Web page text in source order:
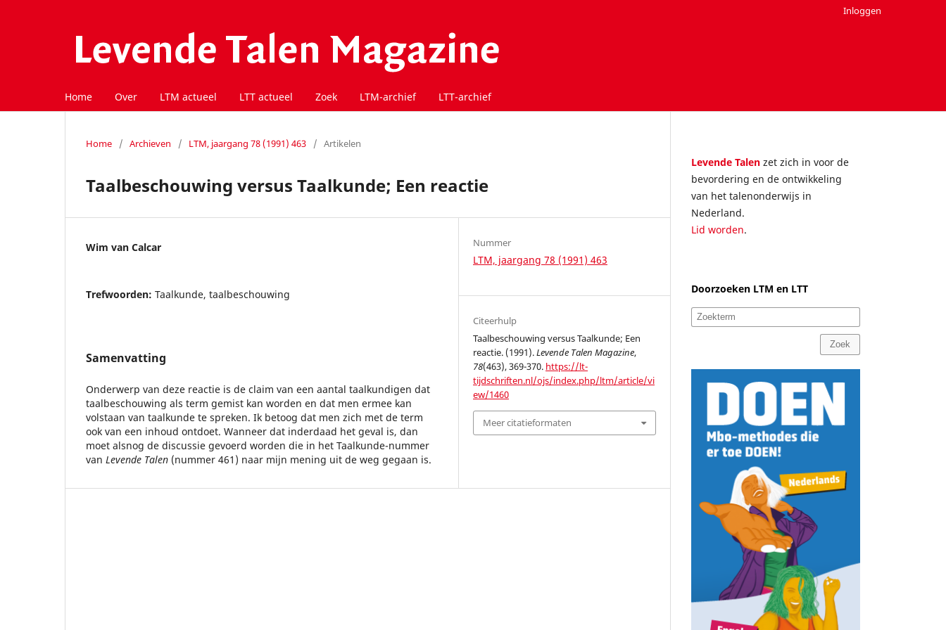
Home Over LTM actueel LTT actueel Zoek LTM-archief LTT-archief
Inloggen
Home / Archieven / LTM, jaargang 78 (1991) 463 / Artikelen
Taalbeschouwing versus Taalkunde; Een reactie
Wim van Calcar
Trefwoorden: Taalkunde, taalbeschouwing
Samenvatting
Onderwerp van deze reactie is de claim van een aantal taalkundigen dat
taalbeschouwing als term gemist kan worden en dat men ermee kan
volstaan van taalkunde te spreken. Ik betoog dat men zich met de term
ook van een inhoud ontdoet. Wanneer dat inderdaad het geval is, dan
moet alsnog de discussie gevoerd worden die in het Taalkunde-nummer
van Levende Talen (nummer 461) naar mijn mening uit de weg gegaan is.
Nummer
LTM, jaargang 78 (1991) 463
Citeerhulp
Taalbeschouwing versus Taalkunde; Een
reactie. (1991).Levende Talen Magazine,
78(463), 369-370. https://lt-
tijdschriften.nl/ojs/index.php/ltm/article/vi
ew/1460
Meer citatieformaten
Levende Talen zet zich in voor de
bevordering en de ontwikkeling
van het talenonderwijs in
Nederland.
Lid worden.
Doorzoeken LTM en LTT
Zoek